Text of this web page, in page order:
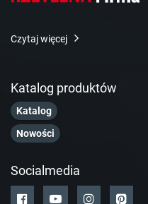
Czytaj więcej
Katalog produktów
Katalog
Nowości
Socialmedia